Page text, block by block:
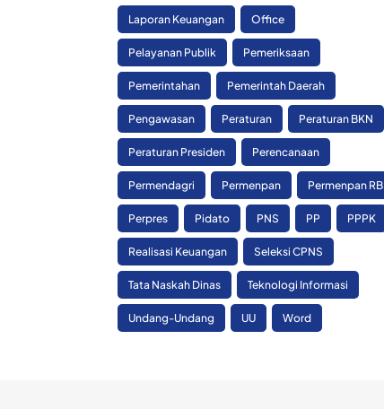
Laporan Keuangan Office
Pelayanan Publik Pemeriksaan
Pemerintahan Pemerintah Daerah
Pengawasan Peraturan Peraturan BKN
Peraturan Presiden Perencanaan
Permendagri Permenpan Permenpan RB
Perpres Pidato PNS PP PPPK
Realisasi Keuangan Seleksi CPNS
Tata Naskah Dinas Teknologi Informasi
Undang-Undang UU Word